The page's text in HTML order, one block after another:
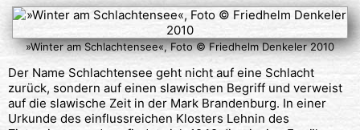
»Winter am Schlachtensee«, Foto © Friedhelm Denkeler 2010
Der Name Schlachtensee geht nicht auf eine Schlacht
zurück, sondern auf einen slawischen Begriff und verweist
auf die slawische Zeit in der Mark Brandenburg. In einer
Urkunde des einflussreichen Klosters Lehnin des